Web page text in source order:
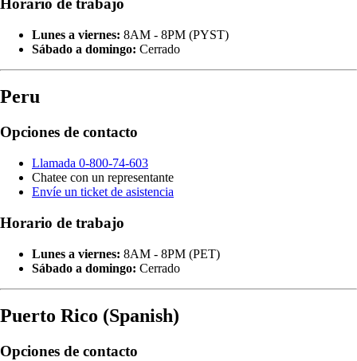
Horario de trabajo
Lunes a viernes: 8AM - 8PM (PYST)
Sábado a domingo: Cerrado
Peru
Opciones de contacto
Llamada 0-800-74-603
Chatee con un representante
Envíe un ticket de asistencia
Horario de trabajo
Lunes a viernes: 8AM - 8PM (PET)
Sábado a domingo: Cerrado
Puerto Rico (Spanish)
Opciones de contacto